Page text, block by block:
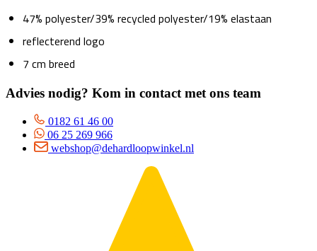
47% polyester/39% recycled polyester/19% elastaan
reflecterend logo
7 cm breed
Advies nodig? Kom in contact met ons team
0182 61 46 00
06 25 269 966
webshop@dehardloopwinkel.nl